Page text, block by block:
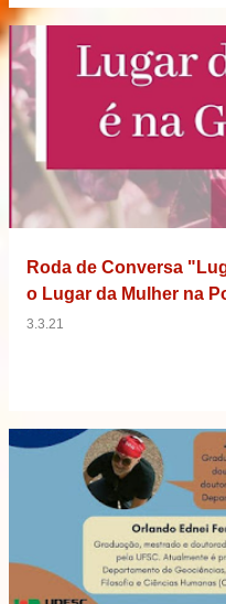
Roda de Conversa
o Lugar da Mulher na
3.3.21